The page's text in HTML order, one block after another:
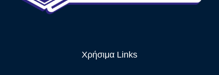
Χρήσιμα Links